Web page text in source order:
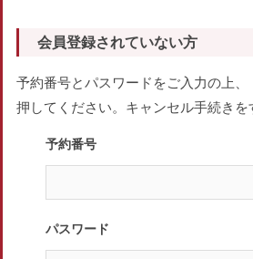
会員登録されていない方
予約番号とパスワードをご入力の上
押してください。キャンセル手続きを
予約番号
パスワード